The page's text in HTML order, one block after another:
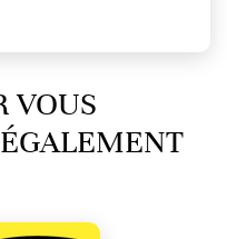
VOUS